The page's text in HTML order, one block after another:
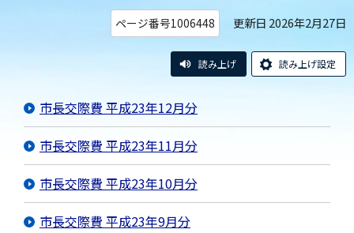
ページ番号1006448 更新日 2026年2月27日
読み上げ 読み上げ設定
市長交際費 平成23年12月分
市長交際費 平成23年11月分
市長交際費 平成23年10月分
市長交際費 平成23年9月分